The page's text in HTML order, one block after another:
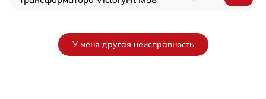
У меня другая неисправность